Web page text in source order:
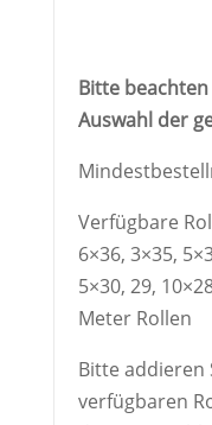
Bitte
Auswahl der
Verfügbare
6×36, 3×35,
5×30, 29,
Meter Rollen
Bitte addieren
verfügbaren